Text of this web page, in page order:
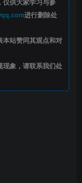
仅供大家学习与参
进行删除处
本站赞同其观点和对
象，请联系我们处